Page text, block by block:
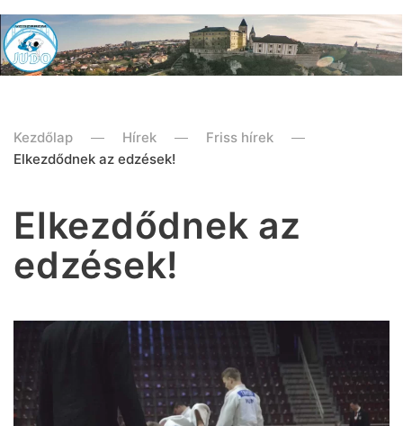
Kezdőlap Hírek
Friss hírek
Elkezdődnek az edzések!
Elkezdődnek az
edzések!